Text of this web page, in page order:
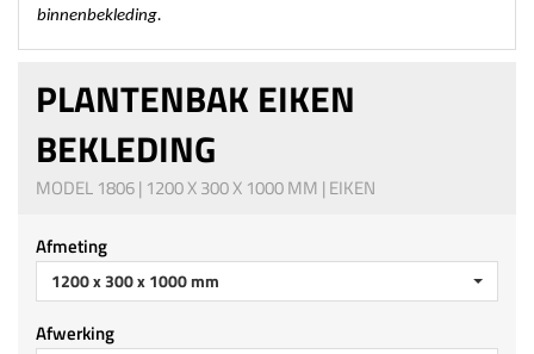
binnenbekleding.
PLANTENBAK EIKEN
BEKLEDING
MODEL 1806 | 1200 X 300 X 1000 MM | EIKEN
Afmeting
1200 x 300 x 1000 mm
Afwerking